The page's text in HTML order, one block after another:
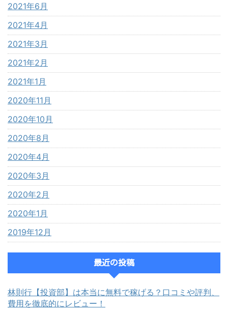
2021年6月
2021年4月
2021年3月
2021年2月
2021年1月
2020年11月
2020年10月
2020年8月
2020年4月
2020年3月
2020年2月
2020年1月
2019年12月
最近の投稿
林則行【投資部】は本当に無料で稼げる？口コミや評判、
費用を徹底的にレビュー！